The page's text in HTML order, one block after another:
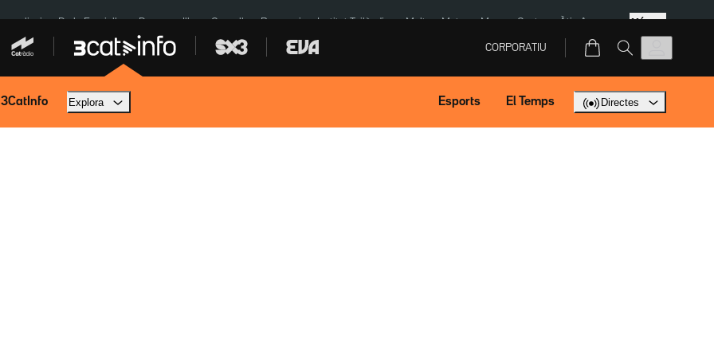
eclipsi De la Espriella Dos anys Illa Granollers Paraguai Institut Tailàndia Multa a Meta Menors Ceuta Àtic Ayuso Més
CORPORATIU
3CatInfo Explora Esports El Temps Directes